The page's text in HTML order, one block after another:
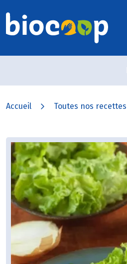
Accueil Toutes nos recettes